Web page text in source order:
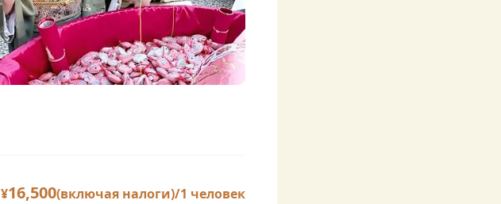
¥16,500(включая налоги)/1 человек